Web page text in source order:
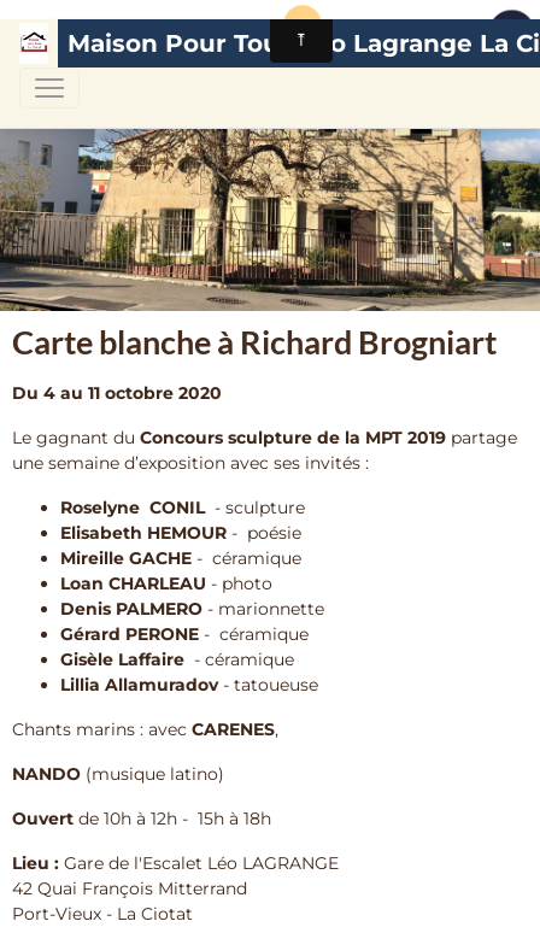
Maison Pour Tous Léo Lagrange La
Carte blanche à Richard Brogniart
Du 4 au 11 octobre 2020
Le gagnant du Concours sculpture de la MPT 2019 partage
une semaine d’exposition avec ses invités :
Roselyne CONIL- sculpture
Elisabeth HEMOUR - poésie
Mireille GACHE - céramique
Loan CHARLEAU - photo
Denis PALMERO - marionnette
Gérard PERONE - céramique
Gisèle Laffaire - céramique
Lillia Allamuradov- tatoueuse
Chants marins : avec CARENES,
NANDO (musique latino)
Ouvert de 10h à 12h - 15h à 18h
Lieu : Gare de l'Escalet Léo LAGRANGE
42 Quai François Mitterrand
Port-Vieux - La Ciotat